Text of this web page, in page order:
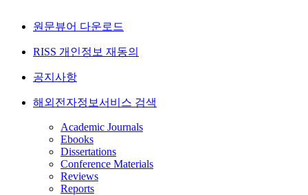
원문뷰어 다운로드
RISS 개인정보 재동의
공지사항
해외전자정보서비스 검색
Academic Journals
Ebooks
Dissertations
Conference Materials
Reviews
Reports